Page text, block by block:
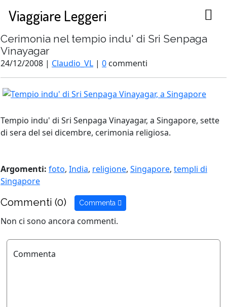
Viaggiare Leggeri
Cerimonia nel tempio indu' di Sri Senpaga
Vinayagar
24/12/2008 | Claudio_VL | 0 commenti
Tempio indu' di Sri Senpaga Vinayagar, a Singapore, sette
di sera del sei dicembre, cerimonia religiosa.
Argomenti: foto, India, religione, Singapore, templi di
Singapore
Commenti (0) Commenta
Non ci sono ancora commenti.
Commenta